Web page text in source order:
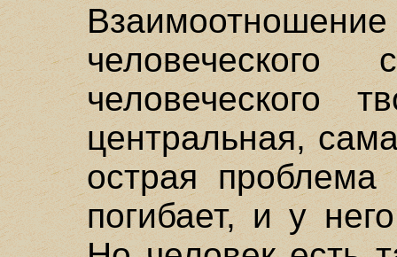
человеческого
центральная,
острая
погибает, и у